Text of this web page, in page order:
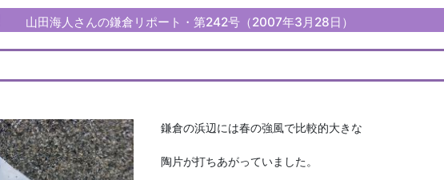
山田海人さんの鎌倉リポート・第242号（2007年3月28日）
鎌倉の浜辺には春の強風で比較的大きな
陶片が打ちあがっていました。